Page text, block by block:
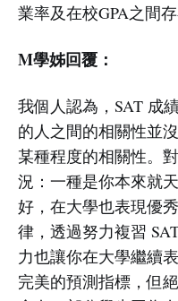
業率及在校GPA之間
M學姊回覆：
我個人認為，SAT 成
的人之間的相關性並
某種程度的相關性。
況：一種是你本來就
好，在大學也表現優
律，透過努力複習
力也讓你在大學繼續
完美的預測指標，但